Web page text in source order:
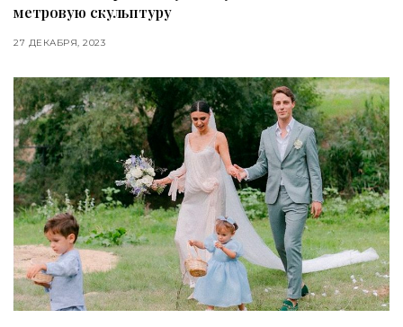
метровую скульптуру
27 ДЕКАБРЯ, 2023